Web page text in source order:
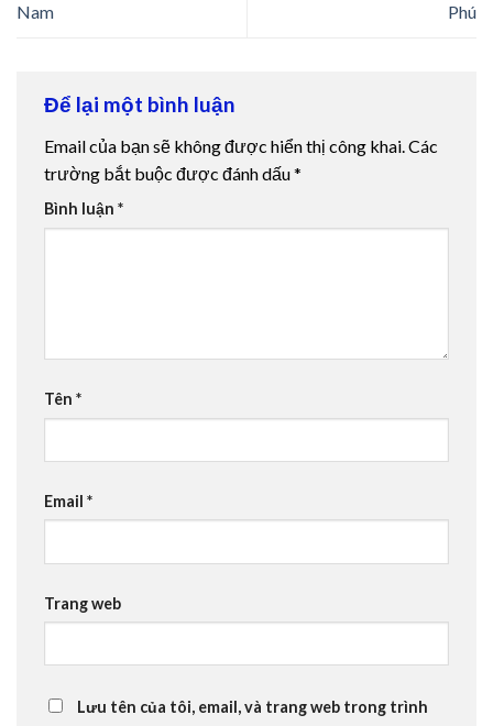
Nam
Phú
Để lại một bình luận
Email của bạn sẽ không được hiển thị công khai.Các
trường bắt buộc được đánh dấu*
Bình luận *
Tên *
Email *
Trang web
Lưu tên của tôi, email, và trang web trong trình